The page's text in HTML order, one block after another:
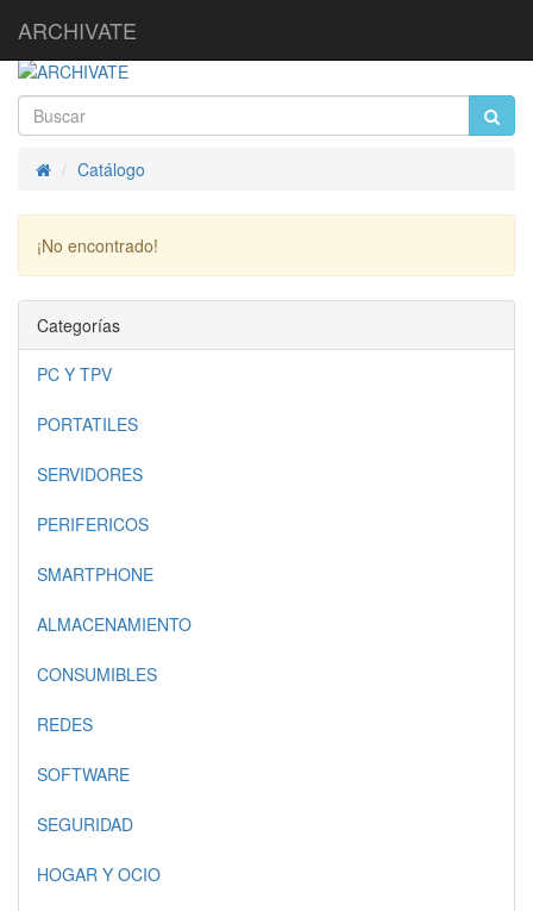
ARCHIVATE
InicioCatálogo
¡No encontrado!
Categorías
PC Y TPV
PORTATILES
SERVIDORES
PERIFERICOS
SMARTPHONE
ALMACENAMIENTO
CONSUMIBLES
REDES
SOFTWARE
SEGURIDAD
HOGAR Y OCIO